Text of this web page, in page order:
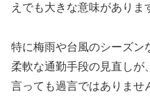
えでも大きな意味がありま
特に梅雨や台風のシーズン
柔軟な通勤手段の見直しが
言っても過言ではありませ